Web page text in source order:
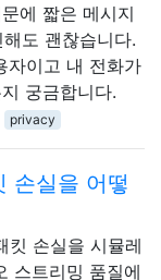
에 짧은 메시지
도 괜찮습니다.
자이고 내 전화가
궁금합니다.
privacy
손실을 어떻
킷 손실을 시뮬레
스트리밍 품질에